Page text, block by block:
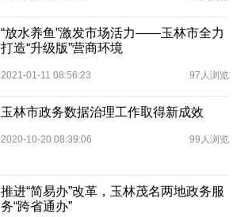
“放水养鱼”激发市场活力——玉林市全力
打造“升级版”营商环境
2021-01-11 08:56:23 97人浏览
玉林市政务数据治理工作取得新成效
2020-10-20 08:39:06 99人浏览
推进“简易办”改革，玉林茂名两地政务服
务“跨省通办”